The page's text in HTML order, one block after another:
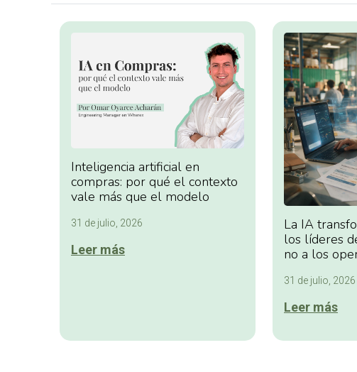
Inteligencia artificial en
compras: por qué el contexto
vale más que el modelo
31 de julio, 2026
Leer más
La IA
los líderes
no a los
31 de julio, 2026
Leer más